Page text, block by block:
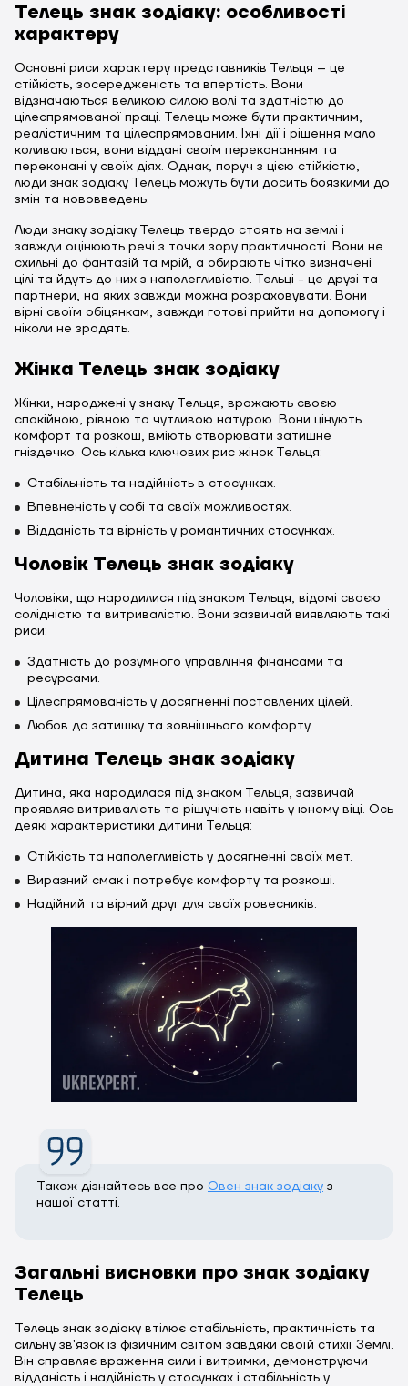
Телець знак зодіаку: особливості
характеру
Основні риси характеру представників Тельця – це
стійкість, зосередженість та впертість. Вони
відзначаються великою силою волі та здатністю до
цілеспрямованої праці. Телець може бути практичним,
реалістичним та цілеспрямованим. Їхні дії і рішення мало
коливаються, вони віддані своїм переконанням та
переконані у своїх діях. Однак, поруч з цією стійкістю,
люди знак зодіаку Телець можуть бути досить боязкими до
змін та нововведень.
Люди знаку зодіаку Телець твердо стоять на землі і
завжди оцінюють речі з точки зору практичності. Вони не
схильні до фантазій та мрій, а обирають чітко визначені
цілі та йдуть до них з наполегливістю. Тельці - це друзі та
партнери, на яких завжди можна розраховувати. Вони
вірні своїм обіцянкам, завжди готові прийти на допомогу і
ніколи не зрадять.
Жінка Телець знак зодіаку
Жінки, народжені у знаку Тельця, вражають своєю
спокійною, рівною та чутливою натурою. Вони цінують
комфорт та розкош, вміють створювати затишне
гніздечко. Ось кілька ключових рис жінок Тельця:
Стабільність та надійність в стосунках.
Впевненість у собі та своїх можливостях.
Відданість та вірність у романтичних стосунках.
Чоловік Телець знак зодіаку
Чоловіки, що народилися під знаком Тельця, відомі своєю
солідністю та витривалістю. Вони зазвичай виявляють такі
риси:
Здатність до розумного управління фінансами та
ресурсами.
Цілеспрямованість у досягненні поставлених цілей.
Любов до затишку та зовнішнього комфорту.
Дитина Телець знак зодіаку
Дитина, яка народилася під знаком Тельця, зазвичай
проявляє витривалість та рішучість навіть у юному віці. Ось
деякі характеристики дитини Тельця:
Стійкість та наполегливість у досягненні своїх мет.
Виразний смак і потребує комфорту та розкоші.
Надійний та вірний друг для своїх ровесників.
Також дізнайтесь все про Овен знак зодіаку з
нашої статті.
Загальні висновки про знак зодіаку
Телець
Телець знак зодіаку втілює стабільність, практичність та
сильну зв'язок із фізичним світом завдяки своїй стихії Землі.
Він справляє враження сили і витримки, демонструючи
відданість і надійність у стосунках і стабільність у